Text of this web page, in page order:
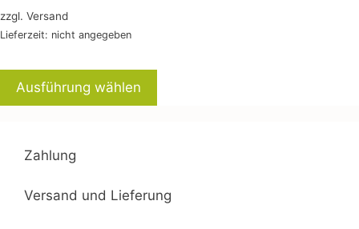
zzgl. Versand
Lieferzeit: nicht angegeben
Ausführung wählen
Zahlung
Versand und Lieferung